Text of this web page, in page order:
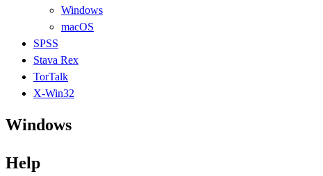
Windows
macOS
SPSS
Stava Rex
TorTalk
X-Win32
Windows
Help